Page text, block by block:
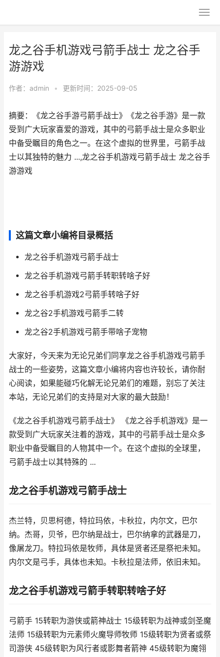
龙之谷手机游戏弓箭手战士 龙之谷手
游游戏
作者： admin • 更新时间：2025-09-05
摘要：《龙之谷手游弓箭手战士》《龙之谷手游》是一款
受到广大玩家喜爱的游戏，其中的弓箭手战士是众多职业
中备受瞩目的角色之一。在这个虚拟的世界里，弓箭手战
士以其独特的魅力 ...,龙之谷手机游戏弓箭手战士 龙之谷手
游游戏
这篇文章小编将目录概括
龙之谷手机游戏弓箭手战士
龙之谷手机游戏弓箭手转职转啥子好
龙之谷手机游戏2弓箭手转啥子好
龙之谷2手机游戏弓箭手二转
龙之谷2手机游戏弓箭手带啥子宠物
大家好，今天来为无论兄弟们同享龙之谷手机游戏弓箭手
战士的一些姿势，这篇文章小编将内容也许较长，请你耐
心阅读，如果能碰巧化解无论兄弟们的难题，别忘了关注
本站，无论兄弟们的支持是对大家的最大鼓励！
《龙之谷手机游戏弓箭手战士》 《龙之谷手机游戏》是一
款受到广大玩家关注着的游戏，其中的弓箭手战士是众多
职业中备受瞩目的人物其中一个。在这个虚拟的全球里，
弓箭手战士以其特殊的 ...
龙之谷手机游戏弓箭手战士
杰兰特，贝思柯德，特拉玛依，卡秋拉，内尔文，巴尔
纳。杰哥，贝爷，巴尔纳是战士，巴尔纳拿的武器是刀，
像屠龙刀。特拉玛依是牧师，具体是贤者还是祭祀未知。
内尔文是弓手，具体也未知。卡秋拉是法师，依旧未知。
龙之谷手机游戏弓箭手转职转啥子好
弓箭手 15转职为游侠或箭神战士 15级转职为战神或剑圣魔
法师 15级转职为元素师火魔导师牧师 15级转职为贤者或祭
司游侠 45级转职为风行者或影舞者箭神 45级转职为魔翎